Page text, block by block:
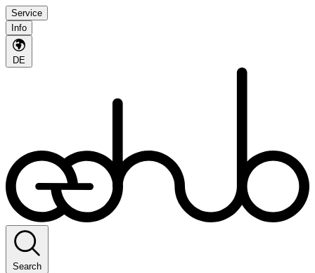
Service
Info
DE
Search